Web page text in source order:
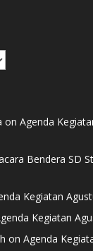
on Agenda
Bendera SD
Kegiatan
Kegiatan
on Agenda